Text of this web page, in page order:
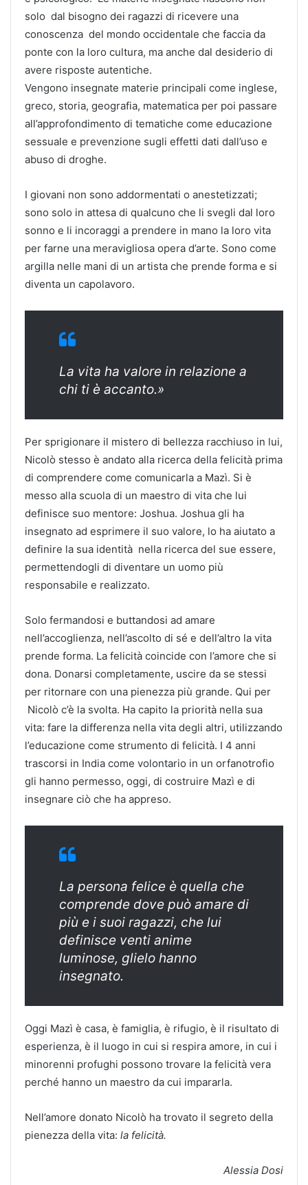
solo dal bisogno dei ragazzi di ricevere una
conoscenza del mondo occidentale che faccia da
ponte con la loro cultura, ma anche dal desiderio di
avere risposte autentiche.
Vengono insegnate materie principali come inglese,
greco, storia, geografia, matematica per poi passare
all’approfondimento di tematiche come educazione
sessuale e prevenzione sugli effetti dati dall’uso e
abuso di droghe.
I giovani non sono addormentati o anestetizzati;
sono solo in attesa di qualcuno che li svegli dal loro
sonno e li incoraggi a prendere in mano la loro vita
per farne una meravigliosa opera d’arte. Sono come
argilla nelle mani di un artista che prende forma e si
diventa un capolavoro.
La vita ha valore in relazione a
chi ti è accanto.»
Per sprigionare il mistero di bellezza racchiuso in lui,
Nicolò stesso è andato alla ricerca della felicità prima
di comprendere come comunicarla a Mazì. Si è
messo alla scuola di un maestro di vita che lui
definisce suo mentore: Joshua. Joshua gli ha
insegnato ad esprimere il suo valore, lo ha aiutato a
definire la sua identità nella ricerca del sue essere,
permettendogli di diventare un uomo più
responsabile e realizzato.
Solo fermandosi e buttandosi ad amare
nell’accoglienza, nell’ascolto di sé e dell’altro la vita
prende forma. La felicità coincide con l’amore che si
dona. Donarsi completamente, uscire da se stessi
per ritornare con una pienezza più grande. Qui per
Nicolò c’è la svolta. Ha capito la priorità nella sua
vita: fare la differenza nella vita degli altri, utilizzando
l’educazione come strumento di felicità. I 4 anni
trascorsi in India come volontario in un orfanotrofio
gli hanno permesso, oggi, di costruire Mazì e di
insegnare ciò che ha appreso.
La persona felice è quella che
comprende dove può amare di
più e i suoi ragazzi, che lui
definisce venti anime
luminose, glielo hanno
insegnato.
Oggi Mazì è casa, è famiglia, è rifugio, è il risultato di
esperienza, è il luogo in cui si respira amore, in cui i
minorenni profughi possono trovare la felicità vera
perché hanno un maestro da cui impararla.
Nell’amore donato Nicolò ha trovato il segreto della
pienezza della vita: la felicità.
Alessia Dosi